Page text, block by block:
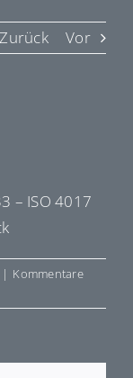
Zurück Vor
– ISO 4017
| Kommentare